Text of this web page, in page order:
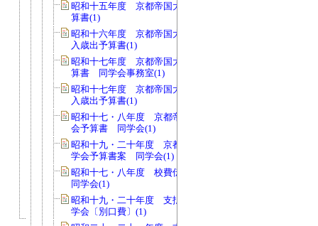
昭和十五年度 京都帝国大学学友会予
算書(1)
昭和十六年度 京都帝国大学学友会歳
入歳出予算書(1)
昭和十七年度 京都帝国大学同学会予
算書 同学会事務室(1)
昭和十七年度 京都帝国大学同学会歳
入歳出予算書(1)
昭和十七・八年度 京都帝国大学同学
会予算書 同学会(1)
昭和十九・二十年度 京都帝国大学同
学会予算書案 同学会(1)
昭和十七・八年度 校費伝票送付簿
同学会(1)
昭和十九・二十年度 支払伝票綴 同
学会〔別口費〕(1)